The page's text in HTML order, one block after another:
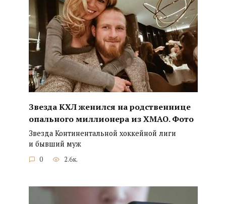
Звезда КХЛ женился на родственнице
опального миллионера из ХМАО. Фото
Звезда Континентальной хоккейной лиги
и бывший муж
0 2.6к.